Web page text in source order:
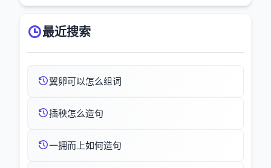
最近搜索
翼卵可以怎么组词
插秧怎么造句
一拥而上如何造句